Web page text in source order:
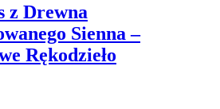
z Drewna
Sienna –
Rękodzieło